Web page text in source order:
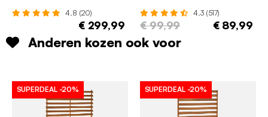
4.8 (20)
€ 299,99
4.3 (517)
€ 99,99 € 89,99
Anderen kozen ook voor
SUPERDEAL -20% SUPERDEAL -20%